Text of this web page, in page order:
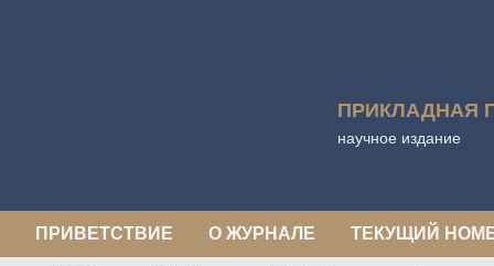
ПРИКЛАДНАЯ
научное издание
ПРИВЕТСТВИЕ О ЖУРНАЛЕ ТЕКУЩИЙ